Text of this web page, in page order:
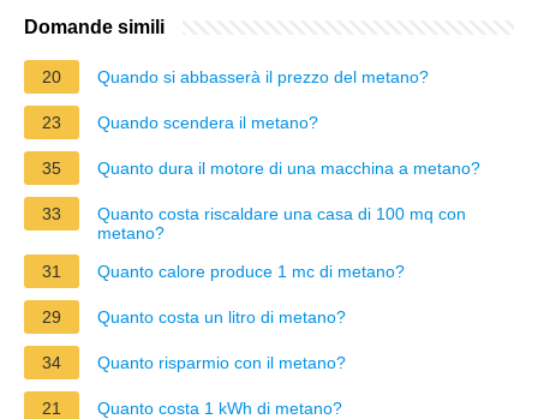
Domande simili
20 Quando si abbasserà il prezzo del metano?
23 Quando scendera il metano?
35 Quanto dura il motore di una macchina a metano?
33
Quanto costa riscaldare una casa di 100 mq con
metano?
31
Quanto calore produce 1 mc di metano?
29 Quanto costa un litro di metano?
34 Quanto risparmio con il metano?
21 Quanto costa 1 kWh di metano?